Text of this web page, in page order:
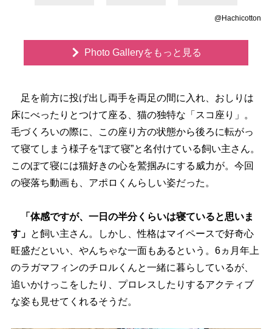
@Hachicotton
Photo Galleryをもっと見る
足を前方に投げ出し両手を両足の間に入れ、おしりは
床にべったりとつけて座る、猫の独特な「スコ座り」。
毛づくろいの際に、この座り方の状態から後ろに転がっ
て寝てしまう様子を“ぽて寝”と名付けている飼い主さん。
このぽて寝には猫好きの心を鷲掴みにする威力が。今回
の寝落ち動画も、アポロくんらしい姿だった。
「体感ですが、一日の半分くらいは寝ていると思いま
す」 と飼い主さん。しかし、性格はマイペースで好奇心
旺盛だといい、やんちゃな一面もあるという。6ヵ月年上
のラガマフィンのチロルくんと一緒に暮らしているが、
追いかけっこをしたり、プロレスしたりするアクティブ
な姿も見せてくれるそうだ。